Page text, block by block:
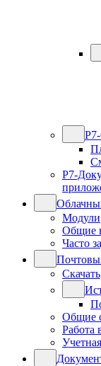
Р7-
Модули
Общие
Часто
Скачать
Общие
Работа